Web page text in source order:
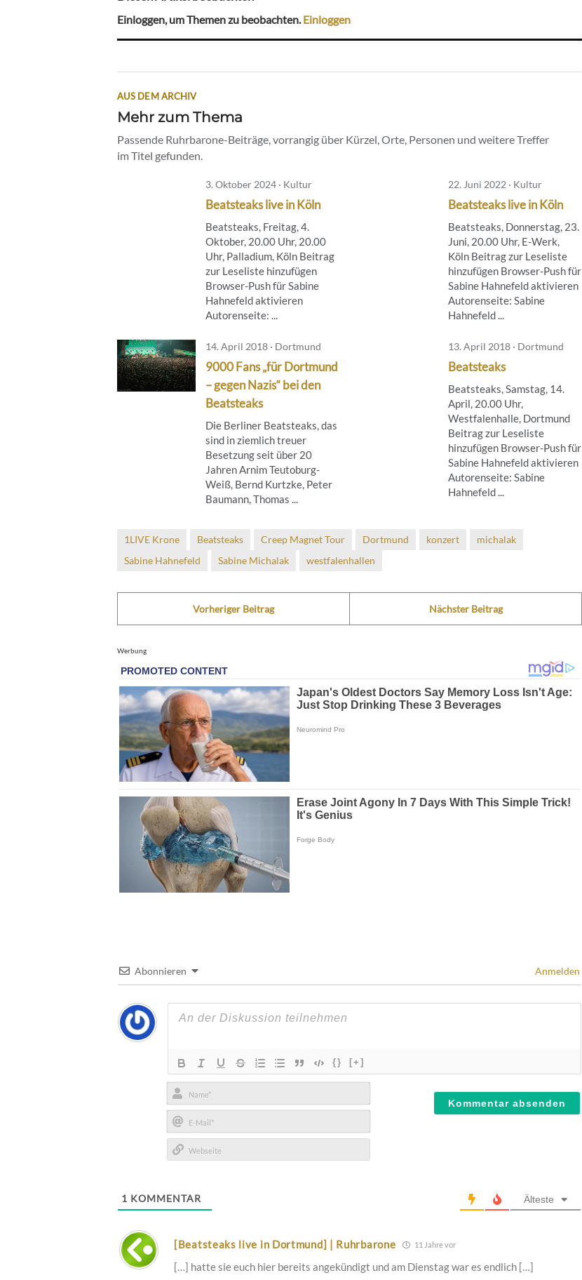
Einloggen, um Themen zu beobachten.Einloggen
AUS DEM ARCHIV
Mehr zum Thema
Passende Ruhrbarone-Beiträge, vorrangig über Kürzel, Orte, Personen und weitere Treffer
im Titel gefunden.
3. Oktober 2024 · Kultur
Beatsteaks live in Köln
Beatsteaks, Freitag, 4.
Oktober, 20.00 Uhr, 20.00
Uhr, Palladium, Köln Beitrag
zur Leseliste hinzufügen
Browser-Push für Sabine
Hahnefeld aktivieren
Autorenseite: ...
22. Juni 2022 · Kultur
Beatsteaks live in Köln
Beatsteaks, Donnerstag, 23.
Juni, 20.00 Uhr, E-Werk,
Köln Beitrag zur Leseliste
hinzufügen Browser-Push für
Sabine Hahnefeld aktivieren
Autorenseite: Sabine
Hahnefeld ...
14. April 2018 · Dortmund
9000 Fans „für Dortmund
– gegen Nazis“ bei den
Beatsteaks
Die Berliner Beatsteaks, das
sind in ziemlich treuer
Besetzung seit über 20
Jahren Arnim Teutoburg-
Weiß, Bernd Kurtzke, Peter
Baumann, Thomas ...
13. April 2018 · Dortmund
Beatsteaks
Beatsteaks, Samstag, 14.
April, 20.00 Uhr,
Westfalenhalle, Dortmund
Beitrag zur Leseliste
hinzufügen Browser-Push für
Sabine Hahnefeld aktivieren
Autorenseite: Sabine
Hahnefeld ...
1LIVE Krone Beatsteaks Creep Magnet Tour Dortmund konzert
michalak
Sabine Hahnefeld
Sabine Michalak westfalenhallen
Vorheriger Beitrag Nächster Beitrag
Werbung
Abonnieren Anmelden
{} [+]
Name*
E-
Mail*
1 KOMMENTAR Älteste
[Beatsteaks live in Dortmund] | Ruhrbarone 11 Jahre vor
[…] hatte sie euch hier bereits angekündigt und am Dienstag war es endlich […]